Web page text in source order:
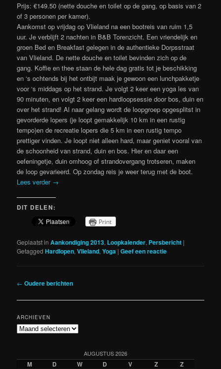
Prijs: €149.50 (nette douche en toilet op de gang, op basis van 2
of 3 personen per kamer).
Aankomst op vrijdag op Vlieland na een bootreis van ruim 1,5
uur. Je verblijft 2 nachten in B&B Torenzicht. Een vriendelijk en
groen Bed en Breakfast gelegen in de authentieke Dorpsstraat
van Vlieland. De nette douche en toilet bevinden zich op de
gang. Koffie en thee staan de hele dag gratis tot je beschikking
en ‘s ochtends bij het ontbijt maak je gewoon een lunchpakketje
voor ‘s middags op het strand. Je volgt 2 keer een yoga les van
90 minuten, en volgt 2 keer een hardloopsessie door bos, duin en
over het strand! Al naar gelang wordt de loopgroep opgesplitst in
gevorderde lopers (je loopt gemakkelijk 10 km in een rustig
tempo)en de recreatie lopers die 5 km in een rustig tempo
prettiger vinden. Je loopt niet alleen hard, maar geniet vooral van
de schoonheid van strand, duin en bos. Hier en daar een
oefeningetje, duin omhoog of strandovergang trotseren, maken
de loop gevarieerd. Op zondag reis je weer terug met de boot.
Lees verder →
DIT DELEN:
Print
Geplaatst in Aankondiging 2013, Loopkalender, Persbericht |
Getagged Hardlopen,Vlieland,Yoga |Geef een reactie
Berichtnavigatie
← Oudere berichten
ARCHIEVEN
Archieven
AUGUSTUS 2026
M D W D V Z Z